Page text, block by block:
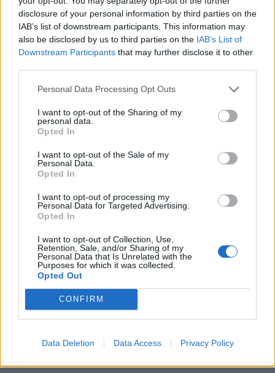
disclosure of your personal information by third parties on the
IAB’s list of downstream participants. This information may
also be disclosed by us to third parties on the IAB’s List of
Downstream Participants that may further disclose it to other
Personal Data Processing Opt Outs
I want to opt-out of the Sharing of my
personal data.
Opted In
I want to opt-out of the Sale of my
Personal Data.
Opted In
I want to opt-out of processing my
Personal Data for Targeted Advertising.
Opted In
I want to opt-out of Collection, Use,
Retention, Sale, and/or Sharing of my
Personal Data that Is Unrelated with the
Purposes for which it was collected.
Opted Out
CONFIRM
Data Deletion Data Access Privacy Policy
ESG Report 2025: Πώς η ΑΒ Βασιλόπουλος μετατρέπει τη
βιωσιμότητα σε καθημερινή πράξη
ΠΕΡΙΣΣΌΤΕΡΑ ΣΕ ΑΥΤΉ ΤΗΝ ΚΑΤΗΓΟΡΊΑ
Ολυμπιακός: Συμπαίκτης
με την εζα ως το 2018
Η Mondelez στηρίζει τους
«Top2Top Engineering
Challenge»
09/11/2017 - 02:00